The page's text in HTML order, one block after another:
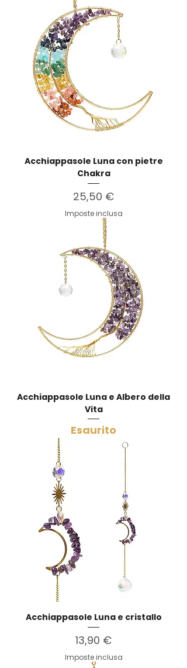
Acchiappasole Luna con pietre
Chakra
Prezzo
25,50 €
Imposte inclusa
Acchiappasole Luna e Albero della
Vita
Esaurito
Acchiappasole Luna e cristallo
Prezzo
13,90 €
Imposte inclusa